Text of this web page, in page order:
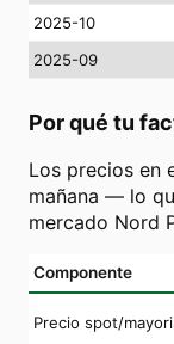
2025-10
2025-09
Por qué tu
Los precios en
mañana — lo
mercado Nord
Componente
Precio spot/